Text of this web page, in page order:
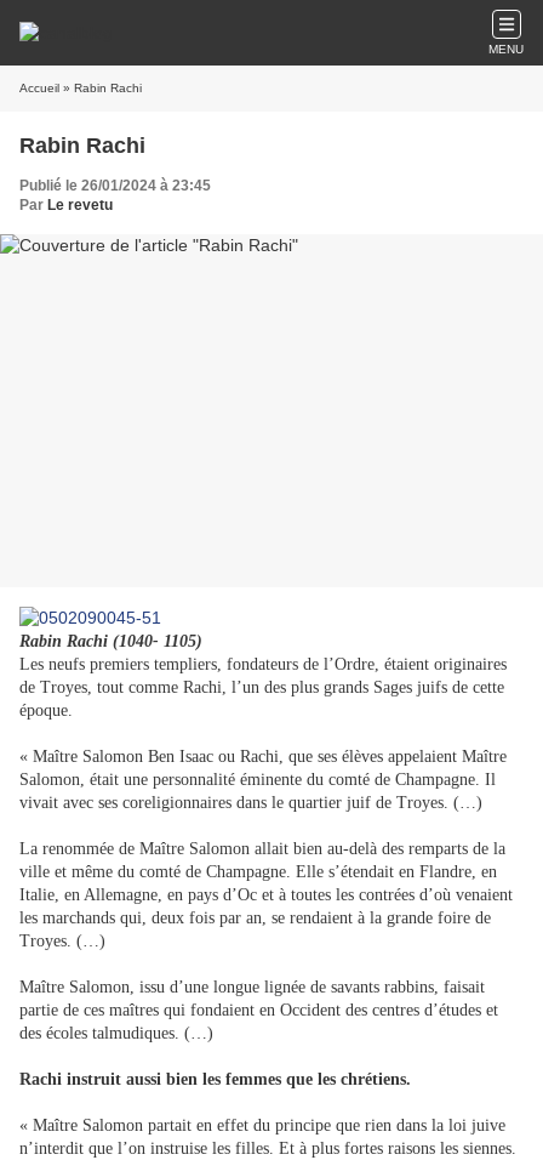
MENU
Accueil » Rabin Rachi
Rabin Rachi
Publié le 26/01/2024 à 23:45
Par Le revetu
Rabin Rachi (1040- 1105)
Les neufs premiers templiers, fondateurs de l’Ordre, étaient originaires
de Troyes, tout comme Rachi, l’un des plus grands Sages juifs de cette
époque.
« Maître Salomon Ben Isaac ou Rachi, que ses élèves appelaient Maître
Salomon, était une personnalité éminente du comté de Champagne. Il
vivait avec ses coreligionnaires dans le quartier juif de Troyes. (…)
La renommée de Maître Salomon allait bien au-delà des remparts de la
ville et même du comté de Champagne. Elle s’étendait en Flandre, en
Italie, en Allemagne, en pays d’Oc et à toutes les contrées d’où venaient
les marchands qui, deux fois par an, se rendaient à la grande foire de
Troyes. (…)
Maître Salomon, issu d’une longue lignée de savants rabbins, faisait
partie de ces maîtres qui fondaient en Occident des centres d’études et
des écoles talmudiques. (…)
Rachi instruit aussi bien les femmes que les chrétiens.
« Maître Salomon partait en effet du principe que rien dans la loi juive
n’interdit que l’on instruise les filles. Et à plus fortes raisons les siennes.